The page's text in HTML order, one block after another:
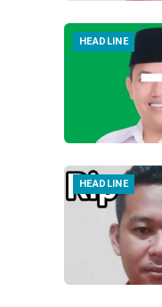
HEADLINE
HEADLINE